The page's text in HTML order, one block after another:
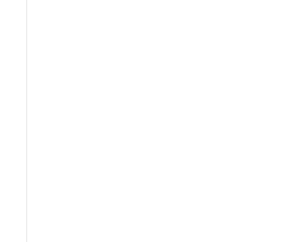
mudou o rock’n’roll para sempre